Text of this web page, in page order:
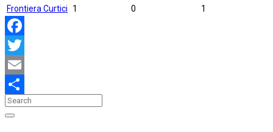
Frontiera Curtici
1 0 1
Facebook
Twitter
Email
Partajează